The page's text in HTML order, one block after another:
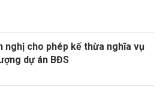
nghị cho phép kế thừa nghĩa vụ
dự án BĐS